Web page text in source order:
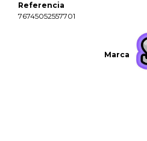
Marca
Referencia
76745052557701